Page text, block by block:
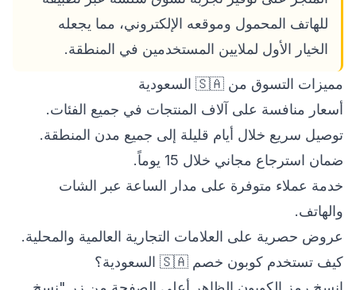
للهاتف المحمول وموقعه الإلكتروني، مما يجعله
الخيار الأول لملايين المستخدمين في المنطقة.
مميزات التسوق من 🇸🇦 السعودية
أسعار منافسة على آلاف المنتجات في جميع الفئات.
توصيل سريع خلال أيام قليلة إلى جميع مدن المنطقة.
ضمان استرجاع مجاني خلال 15 يوماً.
خدمة عملاء متوفرة على مدار الساعة عبر الشات
والهاتف.
عروض حصرية على العلامات التجارية العالمية والمحلية.
كيف تستخدم كوبون خصم 🇸🇦 السعودية؟